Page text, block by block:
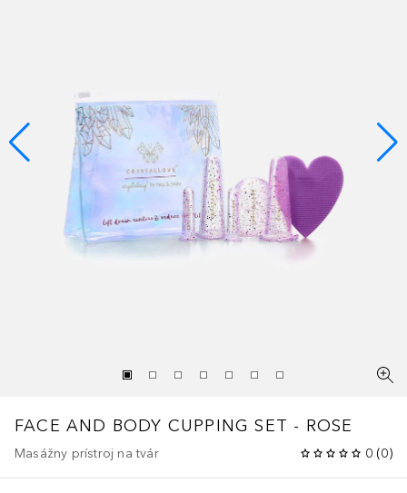
FACE AND BODY CUPPING SET - ROSE
Masážny prístroj na tvár 0 (0)